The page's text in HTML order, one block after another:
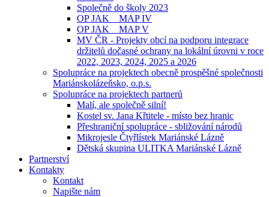
Společně do školy 2023
OP JAK _ MAP IV
OP JAK _ MAP V
MV ČR - Projekty obcí na podporu integrace
držitelů dočasné ochrany na lokální úrovni v roce
2022, 2023, 2024, 2025 a 2026
Spolupráce na projektech obecně prospěšné společnosti
Mariánskolázeňsko, o.p.s.
Spolupráce na projektech partnerů
Malí, ale společně silní!
Kostel sv. Jana Křtitele - místo bez hranic
Přeshraniční spolupráce - sbližování národů
Mikrojesle Čtyřlístek Mariánské Lázně
Dětská skupina ULITKA Mariánské Lázně
Partnerství
Kontakty
Kontakt
Napište nám